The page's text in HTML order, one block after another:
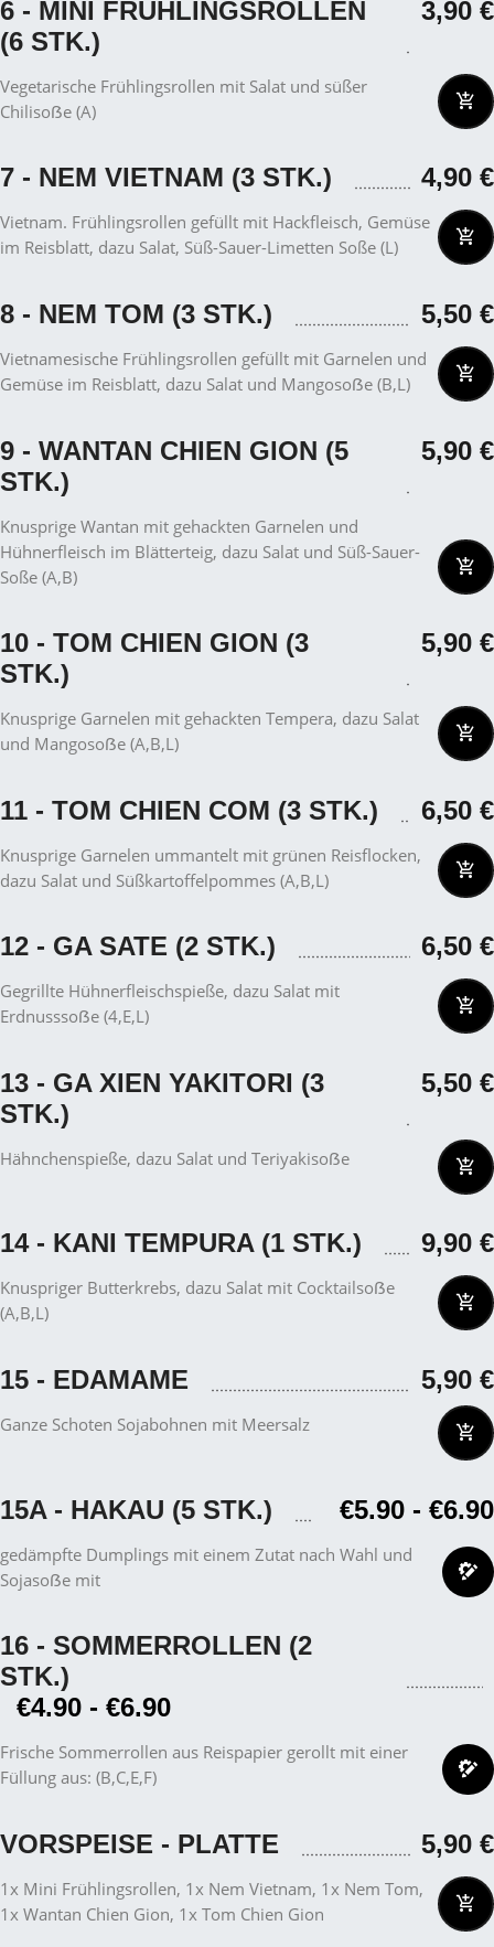
6 - MINI FRÜHLINGSROLLEN
(6 STK.)
3,90 €
Vegetarische Frühlingsrollen mit Salat und süßer
Chilisoẞe (A)
7 - NEM VIETNAM (3 STK.) 4,90 €
Vietnam. Frühlingsrollen gefüllt mit Hackfleisch, Gemüse
im Reisblatt, dazu Salat, Süß-Sauer-Limetten Soße (L)
8 - NEM TOM (3 STK.) 5,50 €
Vietnamesische Frühlingsrollen gefüllt mit Garnelen und
Gemüse im Reisblatt, dazu Salat und Mangosoẞe (B,L)
9 - WANTAN CHIEN GION (5
STK.)
5,90 €
Knusprige Wantan mit gehackten Garnelen und
Hühnerfleisch im Blätterteig, dazu Salat und Süß-Sauer-
Soße (A,B)
10 - TOM CHIEN GION (3
STK.)
5,90 €
Knusprige Garnelen mit gehackten Tempera, dazu Salat
und Mangosoẞe (A,B,L)
11 - TOM CHIEN COM (3 STK.) 6,50 €
Knusprige Garnelen ummantelt mit grünen Reisflocken,
dazu Salat und Süßkartoffelpommes (A,B,L)
12 - GA SATE (2 STK.) 6,50 €
Gegrillte Hühnerfleischspieße, dazu Salat mit
Erdnusssoẞe (4,E,L)
13 - GA XIEN YAKITORI (3
STK.)
5,50 €
Hähnchenspieße, dazu Salat und Teriyakisoẞe
14 - KANI TEMPURA (1 STK.) 9,90 €
Knuspriger Butterkrebs, dazu Salat mit Cocktailsoẞe
(A,B,L)
15 - EDAMAME 5,90 €
Ganze Schoten Sojabohnen mit Meersalz
15A - HAKAU (5 STK.) €5.90 - €6.90
gedämpfte Dumplings mit einem Zutat nach Wahl und
Sojasoẞe mit
16 - SOMMERROLLEN (2
STK.)
€4.90 - €6.90
Frische Sommerrollen aus Reispapier gerollt mit einer
Füllung aus: (B,C,E,F)
VORSPEISE - PLATTE 5,90 €
1x Mini Frühlingsrollen, 1x Nem Vietnam, 1x Nem Tom,
1x Wantan Chien Gion, 1x Tom Chien Gion